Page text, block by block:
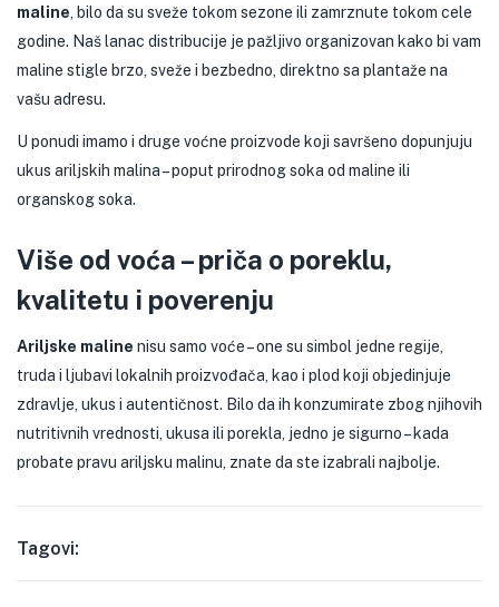
maline , bilo da su sveže tokom sezone ili zamrznute tokom cele
godine. Naš lanac distribucije je pažljivo organizovan kako bi vam
maline stigle brzo, sveže i bezbedno, direktno sa plantaže na
vašu adresu.
U ponudi imamo i druge voćne proizvode koji savršeno dopunjuju
ukus ariljskih malina – poput prirodnog soka od maline ili
organskog soka.
Više od voća – priča o poreklu,
kvalitetu i poverenju
Ariljske maline nisu samo voće – one su simbol jedne regije,
truda i ljubavi lokalnih proizvođača, kao i plod koji objedinjuje
zdravlje, ukus i autentičnost. Bilo da ih konzumirate zbog njihovih
nutritivnih vrednosti, ukusa ili porekla, jedno je sigurno – kada
probate pravu ariljsku malinu, znate da ste izabrali najbolje.
Tagovi: